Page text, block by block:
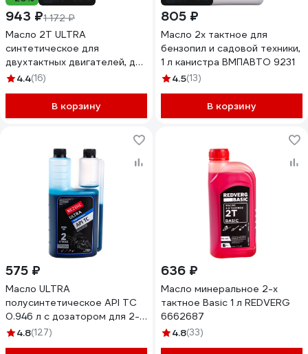
943 ₽1 172 ₽
Масло 2Т ULTRA
синтетическое для
двухтактных двигателей, для
техники, 1 л Huter 73/8/3/3
4.4(16)
В корзину
805 ₽
Масло 2х тактное для
бензопил и садовой техники,
1 л канистра ВМПАВТО 9231
4.5(13)
В корзину
575 ₽
Масло ULTRA
полусинтетическое API TC
0.946 л с дозатором для 2-
тактных двигателей REZOIL
4.8(127)
636 ₽
Масло минеральное 2-х
тактное Basic 1 л REDVERG
6662687
4.8(33)